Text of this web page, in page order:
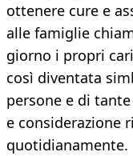
ottenere cure e
alle famiglie
giorno i propri
così diventata
persone e di
e considerazione
quotidianamente.